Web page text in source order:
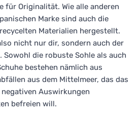
für Originalität. Wie alle anderen
Marke sind auch die
Materialien hergestellt.
nicht nur dir, sondern auch der
Sowohl die robuste Sohle als auch
bestehen nämlich aus
aus dem Mittelmeer, das das
Auswirkungen
befreien will.